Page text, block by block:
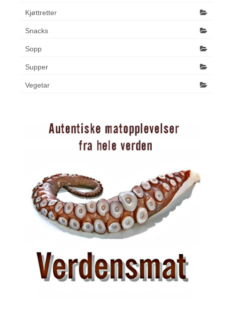
Kjøttretter
Snacks
Sopp
Supper
Vegetar